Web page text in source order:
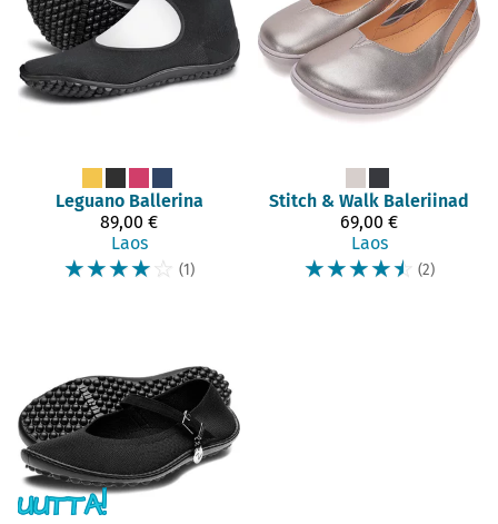
Leguano Ballerina
89,00 €
Laos
☆☆☆☆☆ (1)
Stitch & Walk Baleriinad
69,00 €
Laos
☆☆☆☆☆ (2)